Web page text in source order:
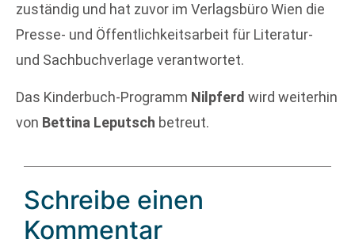
zuständig und hat zuvor im Verlagsbüro Wien die
Presse- und Öffentlichkeitsarbeit für Literatur-
und Sachbuchverlage verantwortet.
Das Kinderbuch-Programm Nilpferd wird weiterhin
von Bettina Leputsch betreut.
Schreibe einen
Kommentar